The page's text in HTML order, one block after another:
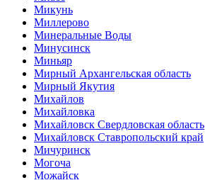
Микунь
Миллерово
Минеральные Воды
Минусинск
Миньяр
Мирный Архангельская область
Мирный Якутия
Михайлов
Михайловка
Михайловск Свердловская область
Михайловск Ставропольский край
Мичуринск
Могоча
Можайск